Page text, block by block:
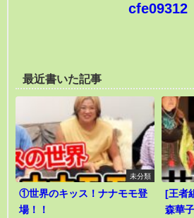
cfe09312
最近書いた記事
未分類
①世界のキッス！ナナモモ登
場！！
[王者
森華